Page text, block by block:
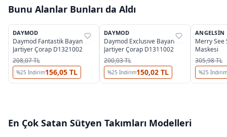
Bunu Alanlar Bunları da Aldı
%37
DAYMOD
Daymod Fantastik Bayan
Jartiyer Çorap D1321002
208,07 TL
%25 İndirim156,05 TL
%37
DAYMOD
Daymod Exclusıve Bayan
Jartiyer Çorap D1311002
200,03 TL
%25 İndirim150,02 TL
%35
ANGELSIN
Merry See
Maskesi
305,98 TL
%25 İndirim
En Çok Satan Sütyen Takımları Modelleri